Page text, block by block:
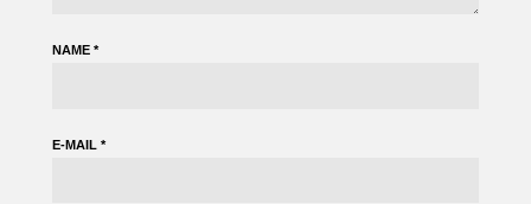
NAME*
E-MAIL*